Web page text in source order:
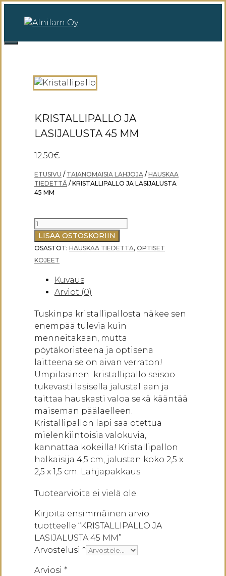
sisältöön
KRISTALLIPALLO JA
LASIJALUSTA 45 MM
12.50€
ETUSIVU / TAIANOMAISIA LAHJOJA / HAUSKAA
TIEDETTÄ / KRISTALLIPALLO JA LASIJALUSTA
45 MM
KRISTALLIPALLO
JA
LASIJALUSTA
45
määrä
LISÄÄ OSTOSKORIIN
OSASTOT: HAUSKAA TIEDETTÄ, OPTISET
KOJEET
Kuvaus
Arviot (0)
Tuskinpa kristallipallosta näkee sen
enempää tulevia kuin
menneitäkään, mutta
pöytäkoristeena ja optisena
laitteena se on aivan verraton!
Umpilasinen kristallipallo seisoo
tukevasti lasisella jalustallaan ja
taittaa hauskasti valoa sekä kääntää
maiseman päälaelleen.
Kristallipallon läpi saa otettua
mielenkiintoisia valokuvia,
kannattaa kokeilla! Kristallipallon
halkaisija 4,5 cm, jalustan koko 2,5 x
2,5 x 1,5 cm. Lahjapakkaus.
Tuotearvioita ei vielä ole.
Kirjoita ensimmäinen arvio
tuotteelle “KRISTALLIPALLO JA
LASIJALUSTA 45 MM”
Arvostelusi *
Arviosi *